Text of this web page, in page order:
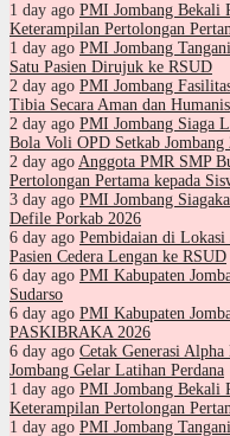
1 day ago PMI Jombang Bekali
Keterampilan Pertolongan
1 day ago PMI Jombang
Satu Pasien Dirujuk ke RSUD
2 day ago PMI Jombang
Tibia Secara Aman dan Humanis
2 day ago PMI Jombang Siaga
Bola Voli OPD Setkab Jombang
2 day ago Anggota PMR SMP
Pertolongan Pertama kepada
3 day ago PMI Jombang
Defile Porkab 2026
6 day ago Pembidaian di
Pasien Cedera Lengan ke RSUD
6 day ago PMI Kabupaten
Sudarso
6 day ago PMI Kabupaten
PASKIBRAKA 2026
6 day ago Cetak Generasi
Jombang Gelar Latihan Perdana
1 day ago PMI Jombang Bekali
Keterampilan Pertolongan
1 day ago PMI Jombang